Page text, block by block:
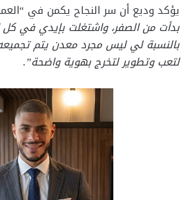
يؤكد وديع أن سر النجاح يكمن في
بدأت من الصفر، واشتغلت بإيدي في كل
بالنسبة لي ليس مجرد معدن يتم
لتعب وتطوير لتخرج بهوية واضحة”.